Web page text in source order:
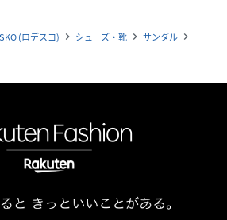
(ロデスコ) navigate_next シューズ・靴 navigate_next サンダル navigate_next